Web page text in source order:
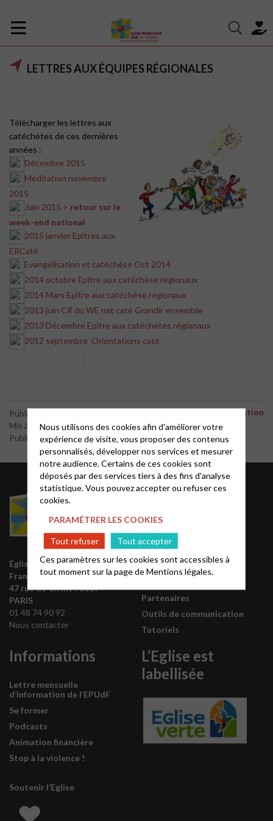
LETTRES AUX ÉQUIPES RÉGIONALES
Télécharger les lettres aux
catéchètes de ces dernières
années :
Décembre 2015
Méditation novembre
2015
Juin 2015 > retour sur le
week-end national
2015 janvier Epîtres aux
ERCaté
Evangélisation et catéchèse Oct 2014
2014 octobre Epître aux catéchèse régionaux
2014 Mars Epître aux catéchèse régionaux
2013 juin CR du WE nat caté Grandir ensemble
2013 Décembre Epître aux catéchètes régionaux
2012 septembre Orientations caté
Publié le 19 juin 2015
Mis à jour le 29 décembre 2015
Publié par le webmaster
Formation
Église protestante unie de
France
47 rue de Clichy 75009
PARIS
01 48 74 90 92
Nous contacter
Acteurs EPUdF
Le site National
Liste des régions
Annuaire EPUdF
Synodes et décisions
Partenaires
Outils de communication
Tutoriels
Informations
Lettre mensuelle
d’information de l’EPUdF
Se former
Podcasts
Animation financière
Stop à la violence !
Soutenir l’Eglise
L’Eglise est
labellisée
Nous utilisons des cookies afin d'améliorer votre
expérience de visite, vous proposer des contenus
personnalisés, développer nos services et mesurer
notre audience. Certains de ces cookies sont
déposés par des services tiers à des fins d'analyse
statistique. Vous pouvez accepter ou refuser ces
cookies.
PARAMÉTRER LES COOKIES
Tout refuser
Tout accepter
Ces paramètres sur les cookies sont accessibles à
tout moment sur la page deMentions légales.